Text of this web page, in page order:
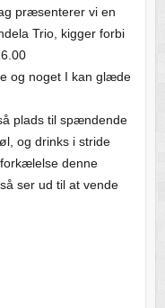
præsenterer vi en
Trio, kigger forbi
og noget I kan glæde
plads til spændende
og drinks i stride
denne
ser ud til at vende